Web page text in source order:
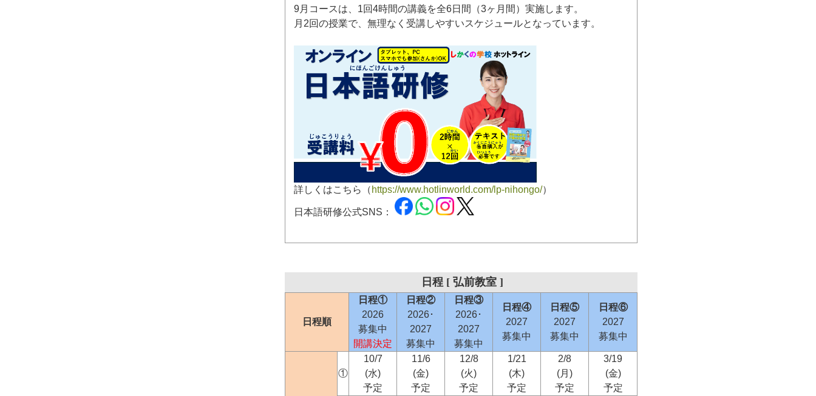
9月コースは、1回4時間の講義を全6日間（3ヶ月間）実施します。
月2回の授業で、無理なく受講しやすいスケジュールとなっています。
詳しくはこちら（ https://www.hotlinworld.com/lp-nihongo/）
日本語研修公式SNS：
日程 [ 弘前教室 ]
日程順
日程①
2026
募集中
開講決定
日程②
2026･
2027
募集中
日程③
2026･
2027
募集中
日程④
2027
募集中
日程⑤
2027
募集中
日程⑥
2027
募集中
①
10/7
(水)
予定
11/6
(金)
予定
12/8
(火)
予定
1/21
(木)
予定
2/8
(月)
予定
3/19
(金)
予定